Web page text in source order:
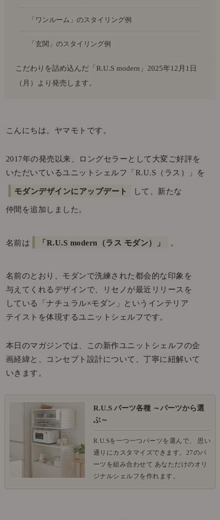
こんにちは。ヤマモトです。
2017年の発売以来、ロングセラーとして大変ご好評を
いただいているユニットシェルフ「R.U.S（ラス）」を
モダンデザインにアップデート して、新たな
仲間を追加しました。
名前は 「R.U.S modern（ラス モダン）」 。
名前のとおり、モダンで洗練された都会的な印象を
与えてくれるデザインで、リセノが最近リリースを
している「ナチュラル×モダン」というインテリア
テイストを体現するユニットシェルフです。
本日のマガジンでは、この新作ユニットシェルフの企
画経緯と、コンセプト設計について、丁寧に紐解いて
いきます。
R.U.S パーツ各種 ～パーツから選
ぶ～
R.U.Sを一つ一つパーツを選んで、 思い
通りにカスタマイズできます。27のパ
ーツを組み合わせて あなただけのオリ
ジナルシェルフを作れます。
「ワンルーム」のスタイリング例
「玄関」のスタイリング例
こだわりを詰め込んだ「R.U.S modern」2025年12月1日
（月）より発売します。